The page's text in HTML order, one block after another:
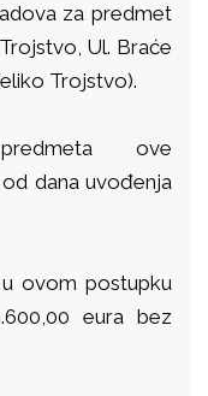
za predmet
Ul. Braće
Trojstvo).
ove
dana uvođenja
ovom postupku
eura bez